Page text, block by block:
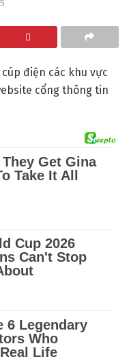
điện các khu vực
cổng thông tin